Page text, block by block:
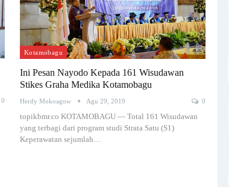
0
Kotamobagu
Ini Pesan Nayodo Kepada 161 Wisudawan
Stikes Graha Medika Kotamobagu
Herdy Mokoagow Agu 29, 2019 0
topikbmr.co KOTAMOBAGU — Total 161 Wisudawan
yang terbagi dari program studi Strata Satu (S1)
Keperawatan sejumlah…